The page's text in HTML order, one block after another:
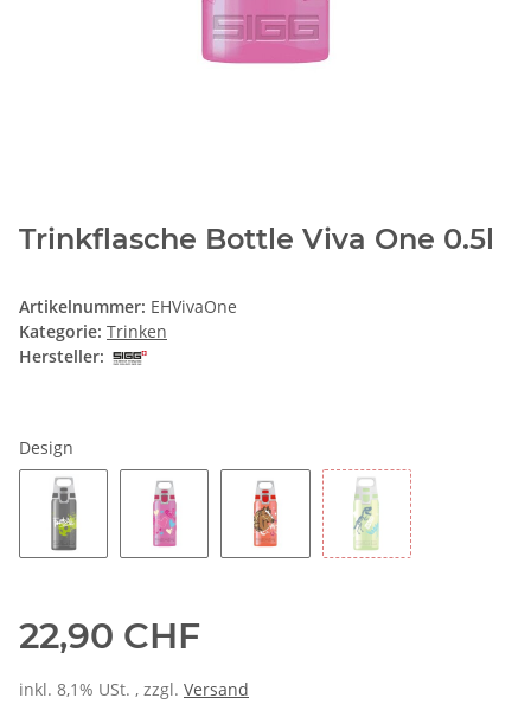
Trinkflasche Bottle Viva One 0.5l
Artikelnummer: EHVivaOne
Kategorie: Trinken
Hersteller:
Design
22,90 CHF
inkl. 8,1% USt. , zzgl. Versand